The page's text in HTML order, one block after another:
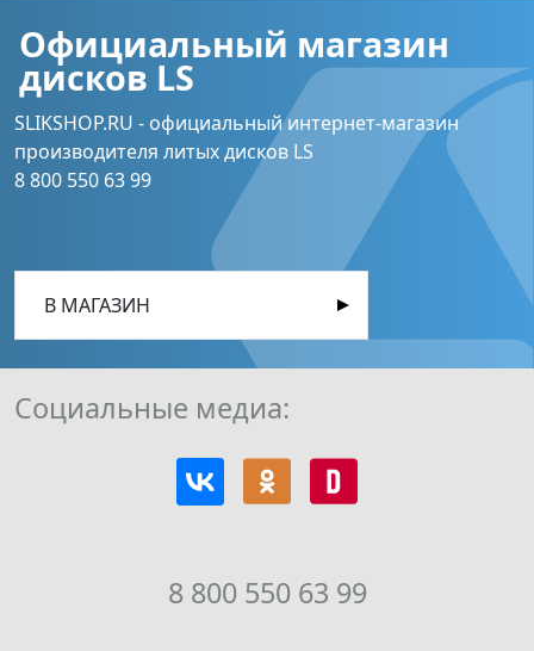
Официальный магазин
дисков LS
SLIKSHOP.RU - официальный интернет-магазин
производителя литых дисков LS
8 800 550 63 99
В МАГАЗИН
8 800 550 63 99
Социальные медиа: